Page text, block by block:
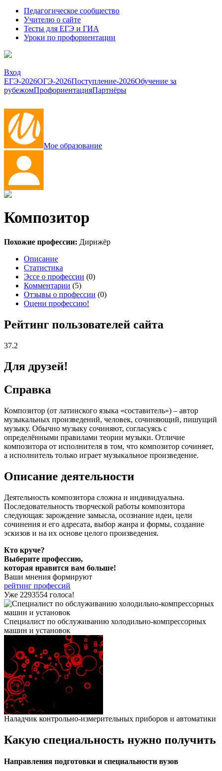
Педагогическое сообщество
Учителю о сайте
Тесты для ЕГЭ и ГИА
Уроки по профориентации
Вход
ЕГЭ-2026ОГЭ-2026Поступление-2026Обучение за
рубежомПрофориентацияПартнёры
Мое образование
Композитор
Похожие профессии: Дирижёр
Описание
Статистика
Эссе о профессии (0)
Комментарии (5)
Отзывы о профессии (0)
Оцени профессию!
Рейтинг пользователей сайта
37.2
Для друзей!
Справка
Композитор (от латинского языка «составитель») – автор
музыкальных произведений, человек, сочиняющий, пишущий
музыку. Обычно музыку сочиняют, согласуясь с
определёнными правилами теории музыки. Отличие
композитора от исполнителя в том, что композитор сочиняет,
а исполнитель только играет музыкальное произведение.
Описание деятельности
Деятельность композитора сложна и индивидуальна.
Последовательность творческой работы композитора
следующая: зарождение замысла, осознание идеи, цели
сочинения и его адресата, выбор жанра и формы, создание
эскизов и на их основе целого произведения.
Кто круче?
Выберите профессию,
которая нравится вам больше!
Ваши мнения формируют
рейтинг профессий
Уже 2293554 голоса!
Специалист по обслуживанию холодильно-компрессорных
машин и установок
Наладчик контрольно-измерительных приборов и автоматики
Какую специальность нужно получить
Направления подготовки и специальности вузов